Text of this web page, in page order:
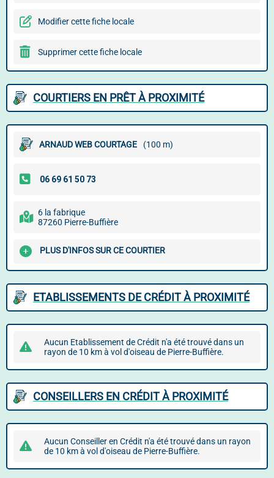
Modifier cette fiche locale
Supprimer cette fiche locale
COURTIERS EN PRÊT À PROXIMITÉ
ARNAUD WEB COURTAGE (100 m)
6 la fabrique
87260 Pierre-Buffière
PLUS D'INFOS SUR CE COURTIER
ETABLISSEMENTS DE CRÉDIT À PROXIMITÉ
Aucun Etablissement de Crédit n'a été trouvé dans un
rayon de 10 km à vol d'oiseau de Pierre-Buffière.
CONSEILLERS EN CRÉDIT À PROXIMITÉ
Aucun Conseiller en Crédit n'a été trouvé dans un rayon
de 10 km à vol d'oiseau de Pierre-Buffière.